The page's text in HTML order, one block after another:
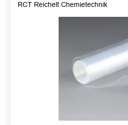
RCT Reichelt Chemietechnik